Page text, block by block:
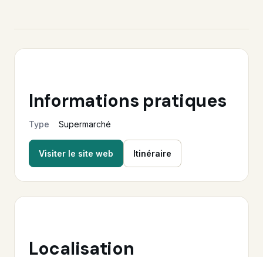
Informations pratiques
Type Supermarché
Visiter le site web Itinéraire
Localisation